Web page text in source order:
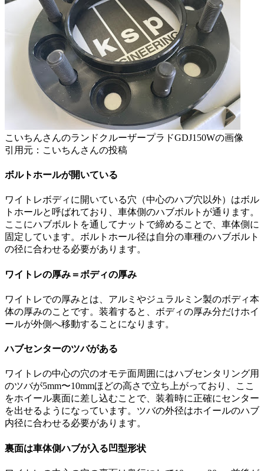
こいちんさんのランドクルーザープラドGDJ150Wの画像
引用元：こいちんさんの投稿
ボルトホールが開いている
ワイトレボディに開いている穴（中心のハブ穴以外）はボル
トホールと呼ばれており、車体側のハブボルトが通ります。
ここにハブボルトを通してナットで締めることで、車体側に
固定しています。ボルトホール径は自分の車種のハブボルト
の径に合わせる必要があります。
ワイトレの厚み＝ボディの厚み
ワイトレでの厚みとは、アルミやジュラルミン製のボディ本
体の厚みのことです。装着すると、ボディの厚み分だけホイ
ールが外側へ移動することになります。
ハブセンターのツバがある
ワイトレの中心の穴のオモテ面周囲にはハブセンタリング用
のツバが5mm〜10mmほどの高さで立ち上がっており、ここ
をホイール裏面に差し込むことで、装着時に正確にセンター
を出せるようになっています。ツバの外径はホイールのハブ
内径に合わせる必要があります。
裏面は車体側ハブが入る凹型形状